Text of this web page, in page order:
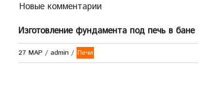
Новые комментарии
Изготовление фундамента под печь в бане
27 МАР / admin / Печи